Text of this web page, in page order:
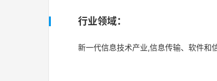
行业领域：
新一代信息技术产业,信息传输、软件和